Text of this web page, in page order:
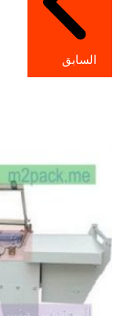
السابق